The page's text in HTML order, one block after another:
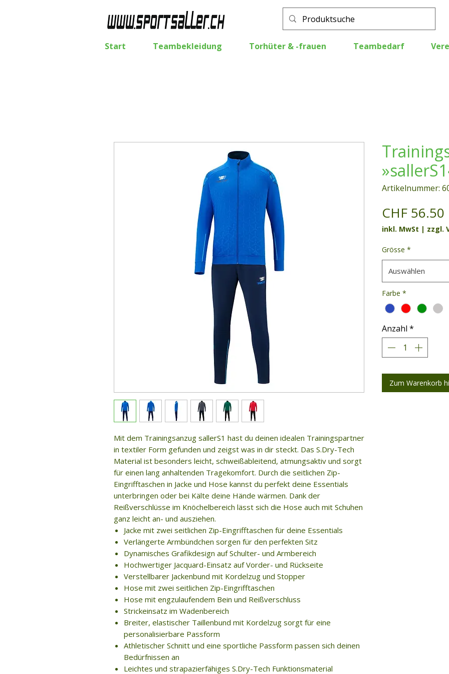
Start Teambekleidung Torhüter & -frauen Teambedarf
Mit dem Trainingsanzug sallerS1 hast du deinen idealen Trainingspartner
in textiler Form gefunden und zeigst was in dir steckt. Das S.Dry-Tech
Material ist besonders leicht, schweißableitend, atmungsaktiv und sorgt
für einen lang anhaltenden Tragekomfort. Durch die seitlichen Zip-
Eingrifftaschen in Jacke und Hose kannst du perfekt deine Essentials
unterbringen oder bei Kälte deine Hände wärmen. Dank der
Reißverschlüsse im Knöchelbereich lässt sich die Hose auch mit Schuhen
ganz leicht an- und ausziehen.
Jacke mit zwei seitlichen Zip-Eingrifftaschen für deine Essentials
Verlängerte Armbündchen sorgen für den perfekten Sitz
Dynamisches Grafikdesign auf Schulter- und Armbereich
Hochwertiger Jacquard-Einsatz auf Vorder- und Rückseite
Verstellbarer Jackenbund mit Kordelzug und Stopper
Hose mit zwei seitlichen Zip-Eingrifftaschen
Hose mit engzulaufendem Bein und Reißverschluss
Strickeinsatz im Wadenbereich
Breiter, elastischer Taillenbund mit Kordelzug sorgt für eine
personalisierbare Passform
Athletischer Schnitt und eine sportliche Passform passen sich deinen
Bedürfnissen an
Leichtes und strapazierfähiges S.Dry-Tech Funktionsmaterial
Artikelnummer:
CHF 56.50
inkl. MwSt | zzgl.
Grösse *
Auswählen
Farbe *
Anzahl *
Zum Warenkorb